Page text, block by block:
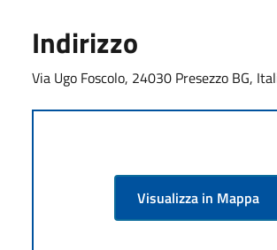
Indirizzo
Via Ugo Foscolo, 24030 Presezzo BG,
Visualizza in Mappa